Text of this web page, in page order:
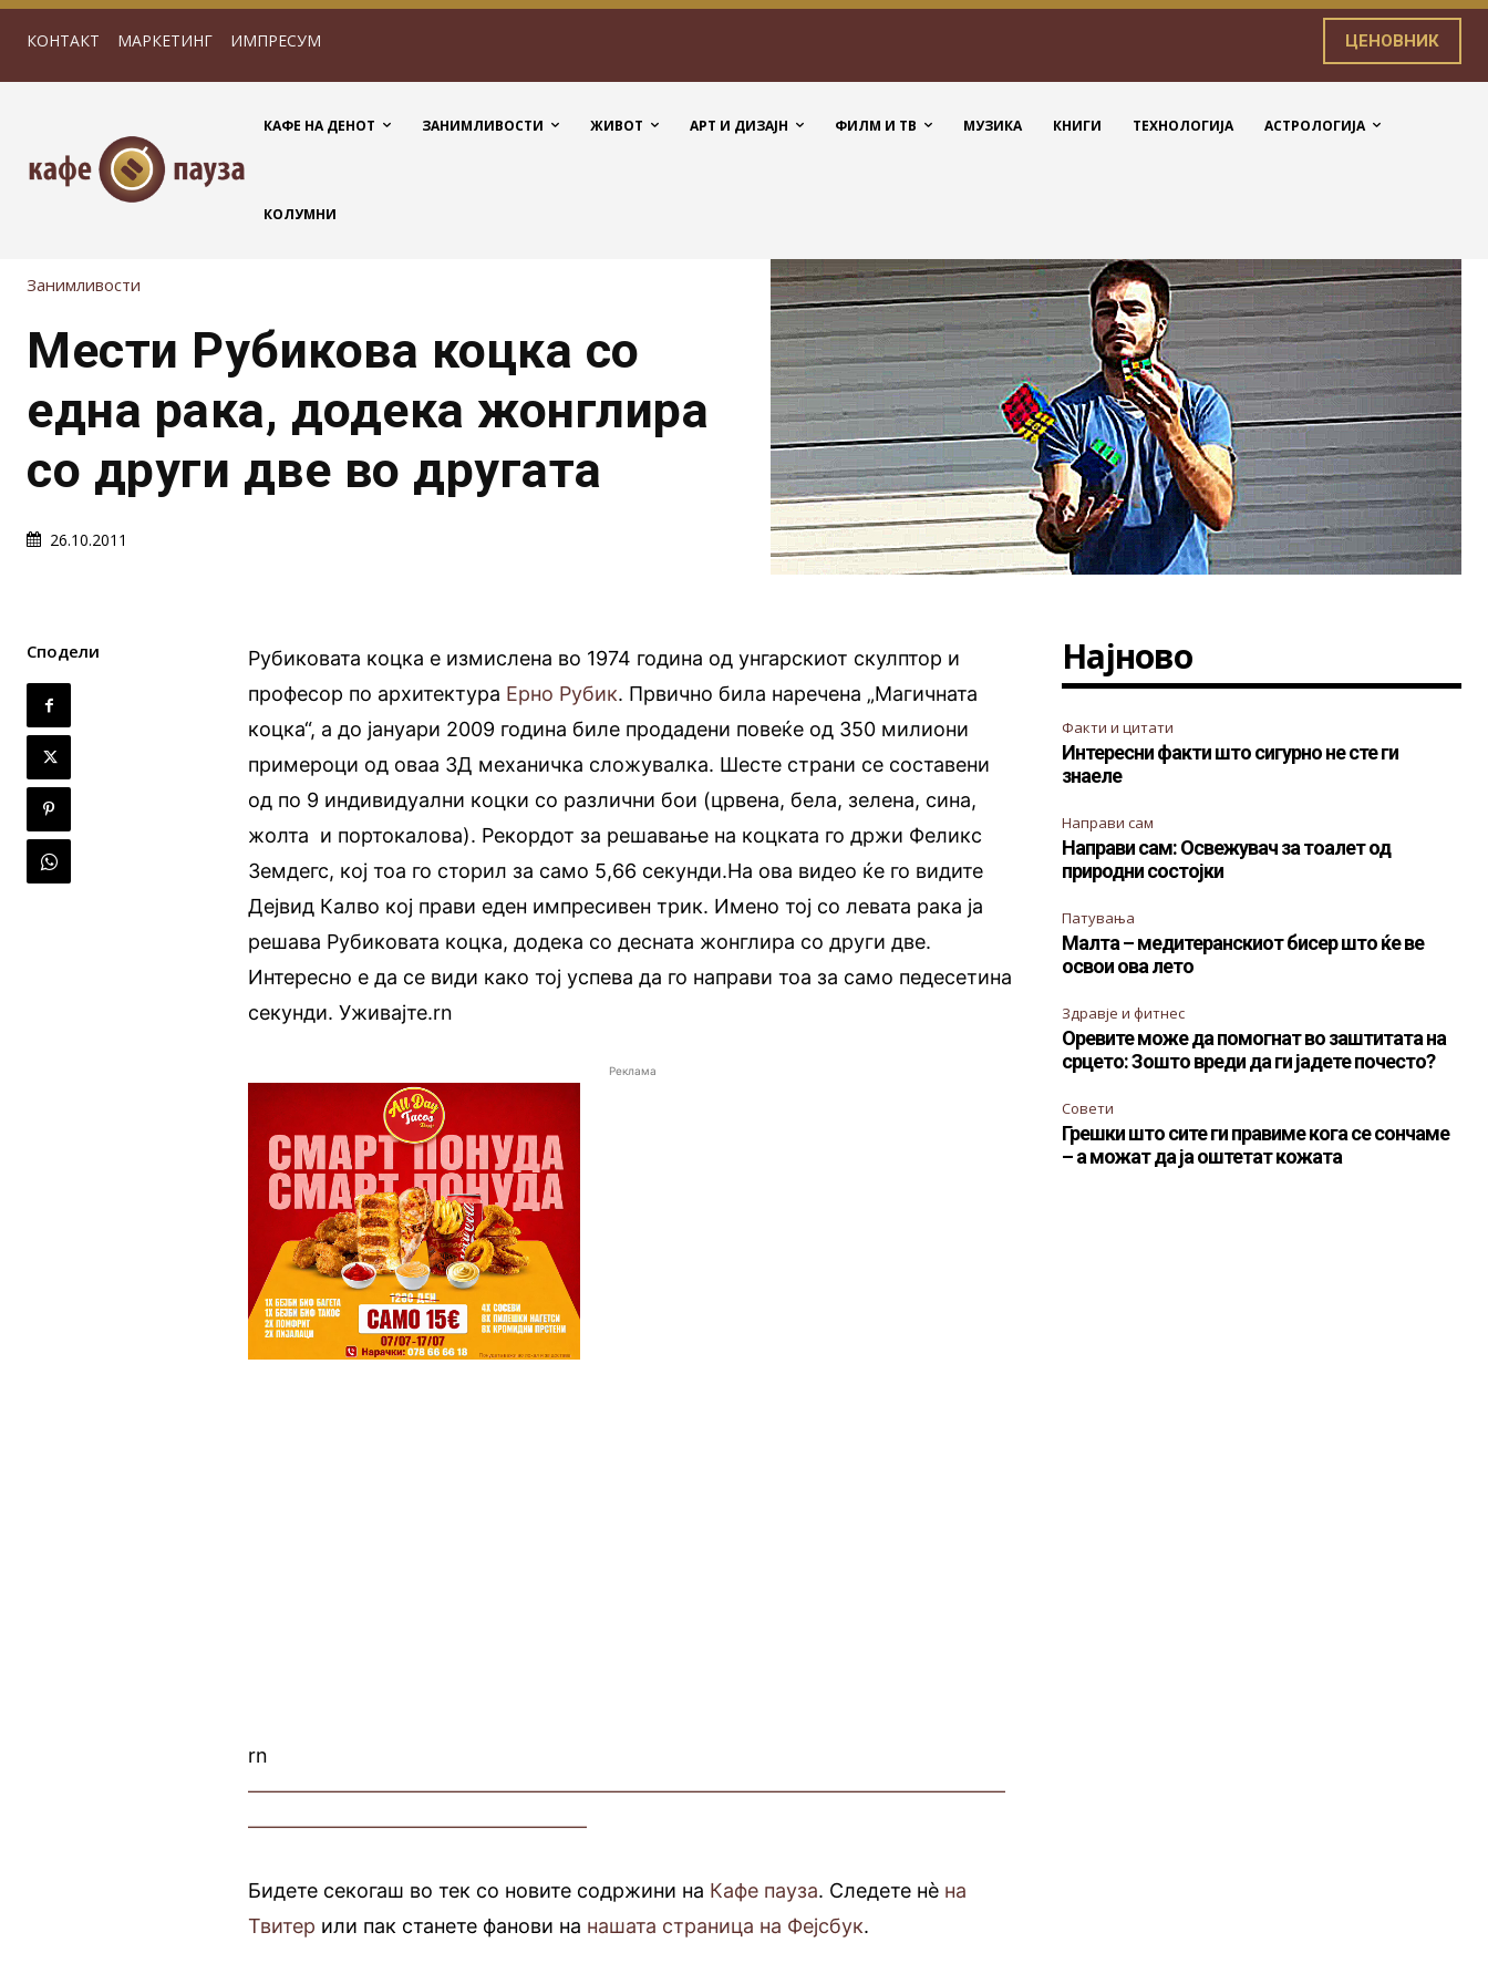
КОНТАКТ МАРКЕТИНГ ИМПРЕСУМ ЦЕНОВНИК
КАФЕ НА ДЕНОТ ЗАНИМЛИВОСТИ ЖИВОТ АРТ И ДИЗАЈН ФИЛМ И ТВ МУЗИКА КНИГИ ТЕХНОЛОГИЈА АСТРОЛОГИЈА
КОЛУМНИ
Занимливости
Мести Рубикова коцка со
една рака, додека жонглира
со други две во другата
26.10.2011
Сподели
Рубиковата коцка е измислена во 1974 година од унгарскиот скулптор и
професор по архитектура Ерно Рубик. Првично била наречена „Магичната
коцка“, а до јануари 2009 година биле продадени повеќе од 350 милиони
примероци од оваа 3Д механичка сложувалка. Шесте страни се составени
од по 9 индивидуални коцки со различни бои (црвена, бела, зелена, сина,
жолта и портокалова). Рекордот за решавање на коцката го држи Феликс
Земдегс, кој тоа го сторил за само 5,66 секунди.На ова видео ќе го видите
Дејвид Калво кој прави еден импресивен трик. Имено тој со левата рака ја
решава Рубиковата коцка, додека со десната жонглира со други две.
Интересно е да се види како тој успева да го направи тоа за само педесетина
секунди. Уживајте.rn
Реклама
rn
——————————————————————————————————————
—————————————————
Бидете секогаш во тек со новите содржини на Кафе пауза. Следете нè на
Твитер или пак станете фанови на нашата страница на Фејсбук.
Најново
Факти и цитати
Интересни факти што сигурно не сте ги
знаеле
Направи сам
Направи сам: Освежувач за тоалет од
природни состојки
Патувања
Малта – медитеранскиот бисер што ќе ве
освои ова лето
Здравје и фитнес
Оревите може да помогнат во заштитата на
срцето: Зошто вреди да ги јадете почесто?
Совети
Грешки што сите ги правиме кога се сончаме
– а можат да ја оштетат кожата